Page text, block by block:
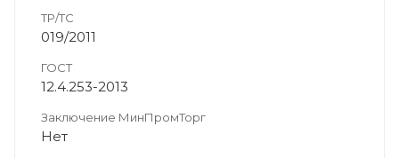
ТР/ТС
019/2011
ГОСТ
12.4.253-2013
Заключение МинПромТорг
Нет